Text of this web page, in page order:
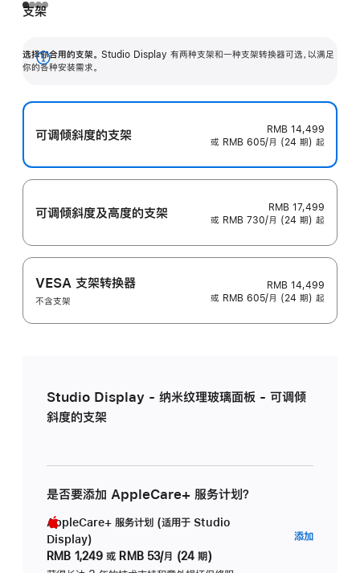
支架
选择你合用的支架。 Studio Display 有两种支架和一种支架转换器可选，以满足
你的各种安装需求。
展
可调倾斜度的支架
RMB 14,499
或 RMB 605/月 (24 期) 起
可调倾斜度及高‍度的支‍架
RMB 17,499
或 RMB 730/月 (24 期) 起
VESA 支架转换器
不含支架
RMB 14,499
或 RMB 605/月 (24 期) 起
Studio Display - 纳米纹理玻璃面板 - 可调倾
斜度的支架
是否要添加 AppleCare+ 服务计划？
AppleCare+ 服务计划 (适用于 Studio
Display)
RMB 1,249 或 RMB 53/月 (24 期)
添加